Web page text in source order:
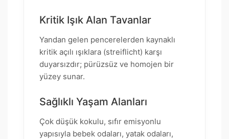
Kritik Işık Alan Tavanlar
Yandan gelen pencerelerden kaynaklı
kritik açılı ışıklara (streiflicht) karşı
duyarsızdır; pürüzsüz ve homojen bir
yüzey sunar.
Sağlıklı Yaşam Alanları
Çok düşük kokulu, sıfır emisyonlu
yapısıyla bebek odaları, yatak odaları,